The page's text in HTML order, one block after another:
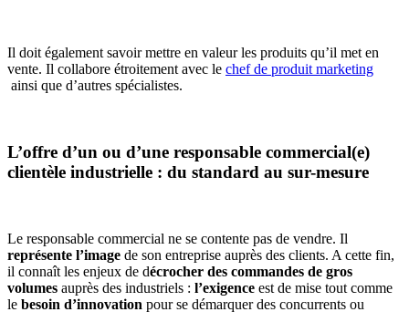
Il doit également savoir mettre en valeur les produits qu’il met en
vente. Il collabore étroitement avec le chef de produit marketing
ainsi que d’autres spécialistes.
L’offre d’un ou d’une responsable commercial(e)
clientèle industrielle : du standard au sur-mesure
Le responsable commercial ne se contente pas de vendre. Il
représente l’image de son entreprise auprès des clients. A cette fin,
il connaît les enjeux de décrocher des commandes de gros
volumes auprès des industriels : l’exigence est de mise tout comme
le besoin d’innovation pour se démarquer des concurrents ou